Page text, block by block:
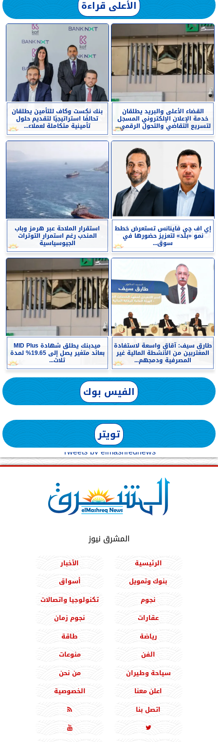
الأعلى قراءة
القضاء الأعلى والبريد يطلقان
خدمة الإعلان الإلكتروني المسجل
لتسريع التقاضي والتحول الرقمي...
بنك نكست وكاف للتأمين يطلقان
تحالفًا استراتيجيًا لتقديم حلول
تأمينية متكاملة لعملاء...
إي اف چي فاينانس تستعرض خطط
نمو «بلد» لتعزيز حضورها في
سوق...
استقرار الملاحة عبر هرمز وباب
المندب رغم استمرار التوترات
الجيوسياسية
طارق سيف: آقاق واسعة لاستفادة
المغتربين من الأنشطة المالية غير
المصرفية ودمجهم...
ميدبنك يطلق شهادة MID Plus
بعائد متغير يصل إلى 19.65% لمدة
ثلاث...
الفيس بوك
تويتر
Tweets by elmashreqnews
المشرق نيوز
الرئيسية
الأخبار
بنوك وتمويل
أسواق
نجوم
تكنولوجيا واتصالات
عقارات
نجوم زمان
رياضة
طاقة
الفن
منوعات
سياحة وطيران
من نحن
اعلن معنا
الخصوصية
اتصل بنا


